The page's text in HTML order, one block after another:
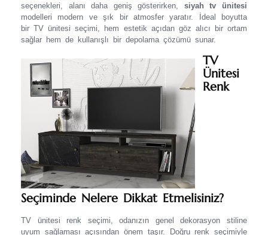
seçenekleri, alanı daha geniş gösterirken, siyah tv ünitesi
modelleri modern ve şık bir atmosfer yaratır. İdeal boyutta
bir TV ünitesi seçimi, hem estetik açıdan göz alıcı bir ortam
sağlar hem de kullanışlı bir depolama çözümü sunar.
TV
Ünitesi
Renk
Seçiminde Nelere Dikkat Etmelisiniz?
TV ünitesi renk seçimi, odanızın genel dekorasyon stiline
uyum sağlaması açısından önem taşır. Doğru renk seçimiyle